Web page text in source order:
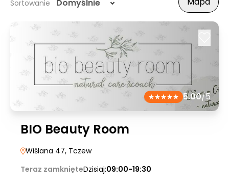
Sortowanie Domyślnie
5.00/5
BIO Beauty Room
Wiślana 47, Tczew
Teraz zamknięteDzisiaj:09:00-19:30